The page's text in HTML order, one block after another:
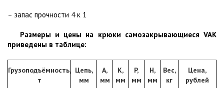
– запас прочности 4 к 1
Размеры и цены на крюки самозакрывающиеся VAK
приведены в таблице:
Грузоподъёмность,
т
Цепь,
мм
A,
мм
K,
мм
P,
мм
H,
мм
Вес,
кг
Цена,
рублей